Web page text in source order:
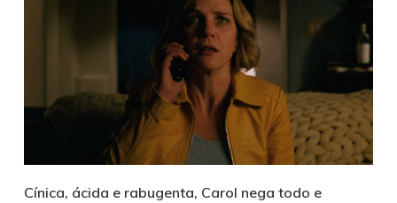
Cínica, ácida e rabugenta, Carol nega todo e